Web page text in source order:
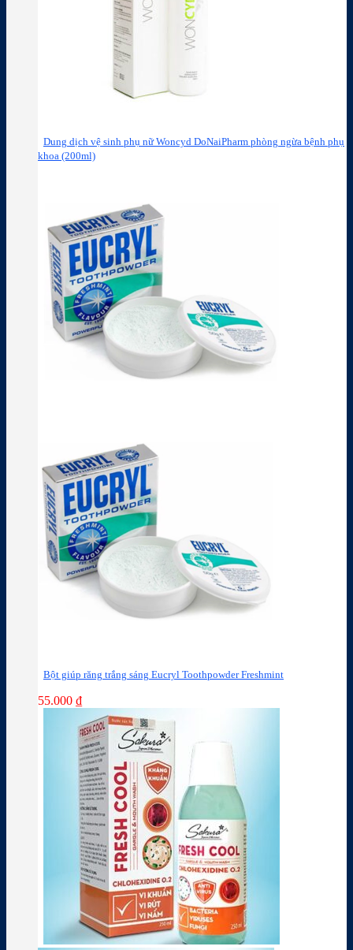
Dung dịch vệ sinh phụ nữ Woncyd DoNaiPharm phòng ngừa bệnh phụ
khoa (200ml)
Bột giúp răng trắng sáng Eucryl Toothpowder Freshmint
55.000 ₫